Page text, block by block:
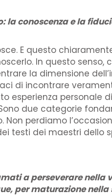
conoscenza e la
E questo
In questo senso,
la dimensione
di incontrare
personale
due categorie
Non perdiamo
testi dei maestri dello
a perseverare
per maturazione